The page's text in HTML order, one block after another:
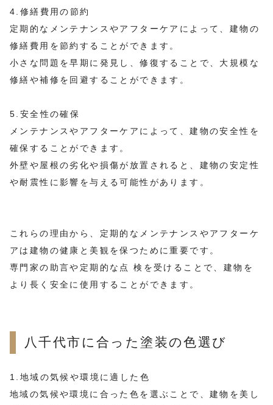
4.修繕費用の節約
定期的なメンテナンスやアフターケアによって、建物の
修繕費用を節約することができます。
小さな問題を早期に発見し、修復することで、大規模な
修繕や補修を回避することができます。
5.安全性の確保
メンテナンスやアフターケアによって、建物の安全性を
確保することができます。
外壁や屋根の劣化や損傷が放置されると、建物の安定性
や耐震性に影響を与える可能性があります。
これらの理由から、定期的なメンテナンスやアフターケ
アは建物の健康と美観を保つために重要です。
専門家の助言や定期的な点 検を受けることで、建物を
より長く安全に使用することができます。
八千代市に合った塗装の色選び
1.地域の気候や環境に適した色
地域の気候や環境に合った色を選ぶことで、建物を美し